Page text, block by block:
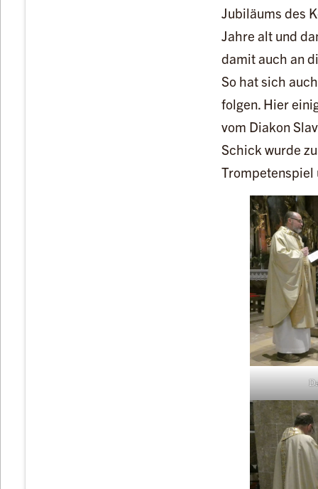
Jubiläums des
Jahre alt und
damit auch an
So hat sich
folgen. Hier
vom Diakon
Schick wurde
Trompetenspiel